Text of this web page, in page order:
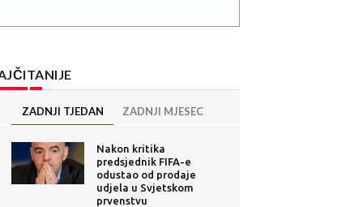
ZADNJI TJEDAN ZADNJI MJESEC
Nakon kritika
predsjednik FIFA-e
odustao od prodaje
udjela u Svjetskom
prvenstvu